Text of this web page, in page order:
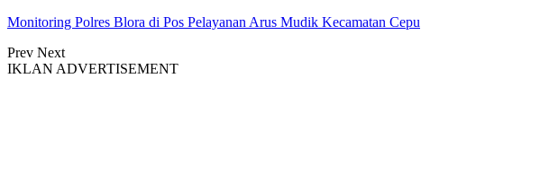
Monitoring Polres Blora di Pos Pelayanan Arus Mudik Kecamatan Cepu
Prev Next
IKLAN ADVERTISEMENT